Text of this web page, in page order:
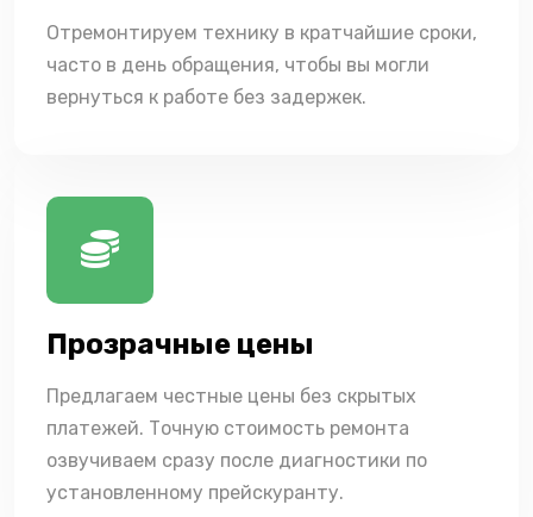
Отремонтируем технику в кратчайшие сроки,
часто в день обращения, чтобы вы могли
вернуться к работе без задержек.
Прозрачные цены
Предлагаем честные цены без скрытых
платежей. Точную стоимость ремонта
озвучиваем сразу после диагностики по
установленному прейскуранту.